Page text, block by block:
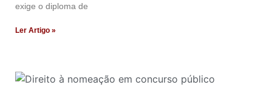
exige o diploma de
Ler Artigo »